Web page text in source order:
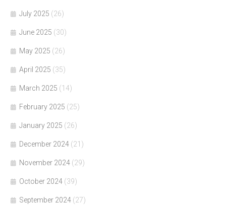
July 2025 (26)
June 2025 (30)
May 2025 (26)
April 2025 (35)
March 2025 (14)
February 2025 (25)
January 2025 (26)
December 2024 (21)
November 2024 (29)
October 2024 (39)
September 2024 (27)